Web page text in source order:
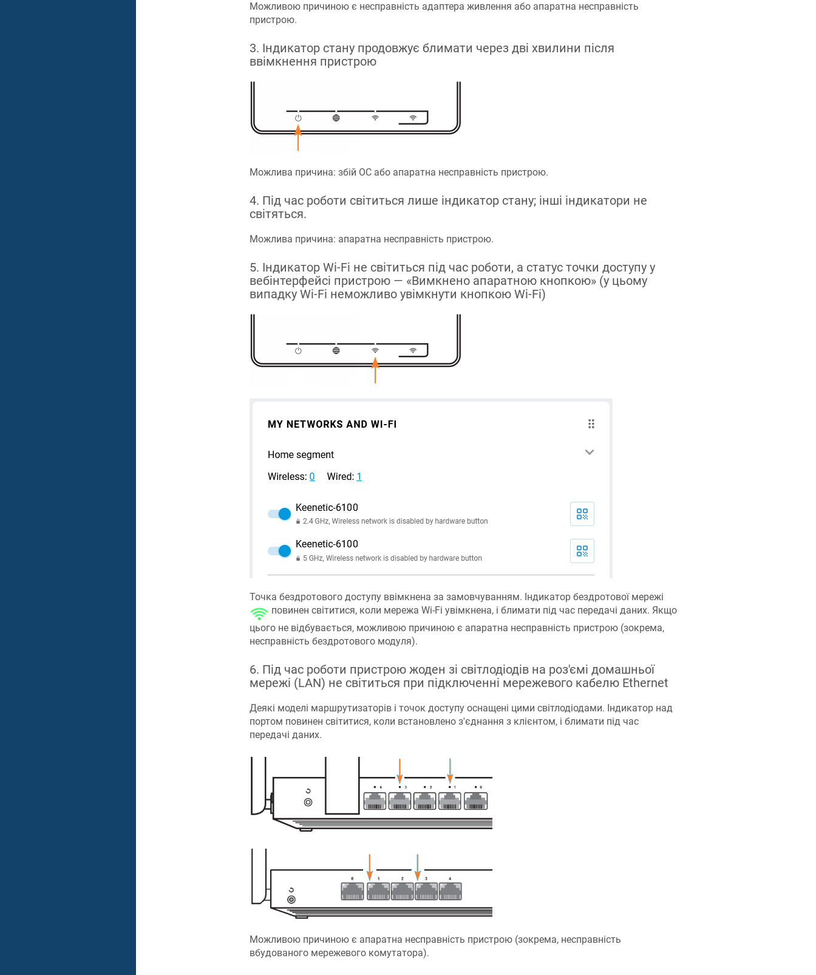
Можливою причиною є несправність адаптера живлення або апаратна несправність
пристрою.
3. Індикатор стану продовжує блимати через дві хвилини після
ввімкнення пристрою
Можлива причина: збій ОС або апаратна несправність пристрою.
4. Під час роботи світиться лише індикатор стану; інші індикатори не
світяться.
Можлива причина: апаратна несправність пристрою.
5. Індикатор Wi-Fi не світиться під час роботи, а статус точки доступу у
вебінтерфейсі пристрою — «Вимкнено апаратною кнопкою» (у цьому
випадку Wi-Fi неможливо увімкнути кнопкою Wi-Fi)
Точка бездротового доступу ввімкнена за замовчуванням. Індикатор бездротової мережі
повинен світитися, коли мережа Wi-Fi увімкнена, і блимати під час передачі даних. Якщо
цього не відбувається, можливою причиною є апаратна несправність пристрою (зокрема,
несправність бездротового модуля).
6. Під час роботи пристрою жоден зі світлодіодів на роз'ємі домашньої
мережі (LAN) не світиться при підключенні мережевого кабелю Ethernet
Деякі моделі маршрутизаторів і точок доступу оснащені цими світлодіодами. Індикатор над
портом повинен світитися, коли встановлено з'єднання з клієнтом, і блимати під час
передачі даних.
Можливою причиною є апаратна несправність пристрою (зокрема, несправність
вбудованого мережевого комутатора).